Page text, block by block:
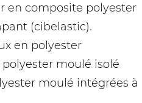
en composite
(cibelastic).
en polyester
polyester moulé isolé
moulé intégrées à